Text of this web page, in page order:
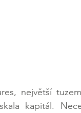
největší
kapitál.